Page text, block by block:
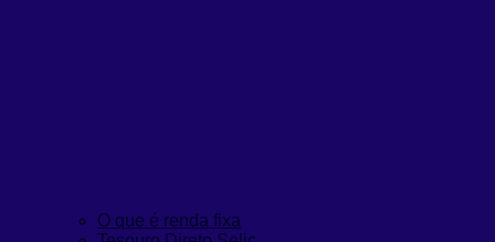
O que é renda fixa